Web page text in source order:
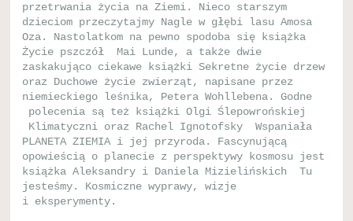
przetrwania życia na Ziemi. Nieco starszym
dzieciom przeczytajmy Nagle w głębi lasu Amosa
Oza. Nastolatkom na pewno spodoba się książka
Życie pszczół Mai Lunde, a także dwie
zaskakująco ciekawe książki Sekretne życie drzew
oraz Duchowe życie zwierząt, napisane przez
niemieckiego leśnika, Petera Wohllebena. Godne
polecenia są też książki Olgi Ślepowrońskiej
Klimatyczni oraz Rachel Ignotofsky Wspaniała
PLANETA ZIEMIA i jej przyroda. Fascynującą
opowieścią o planecie z perspektywy kosmosu jest
książka Aleksandry i Daniela Mizielińskich Tu
jesteśmy. Kosmiczne wyprawy, wizje
i eksperymenty.